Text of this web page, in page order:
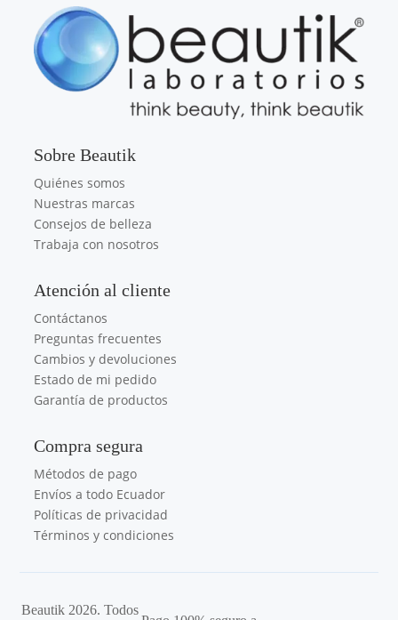
Sobre Beautik
Quiénes somos
Nuestras marcas
Consejos de belleza
Trabaja con nosotros
Atención al cliente
Contáctanos
Preguntas frecuentes
Cambios y devoluciones
Estado de mi pedido
Garantía de productos
Compra segura
Métodos de pago
Envíos a todo Ecuador
Políticas de privacidad
Términos y condiciones
Beautik 2026. Todos